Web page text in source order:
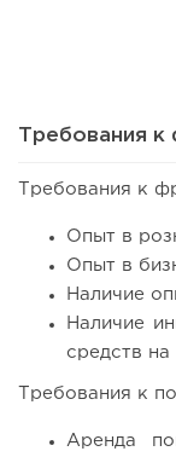
Требования к
Требования к
Опыт в
Опыт в
Наличие
Наличие
средств на
Требования к
Аренда